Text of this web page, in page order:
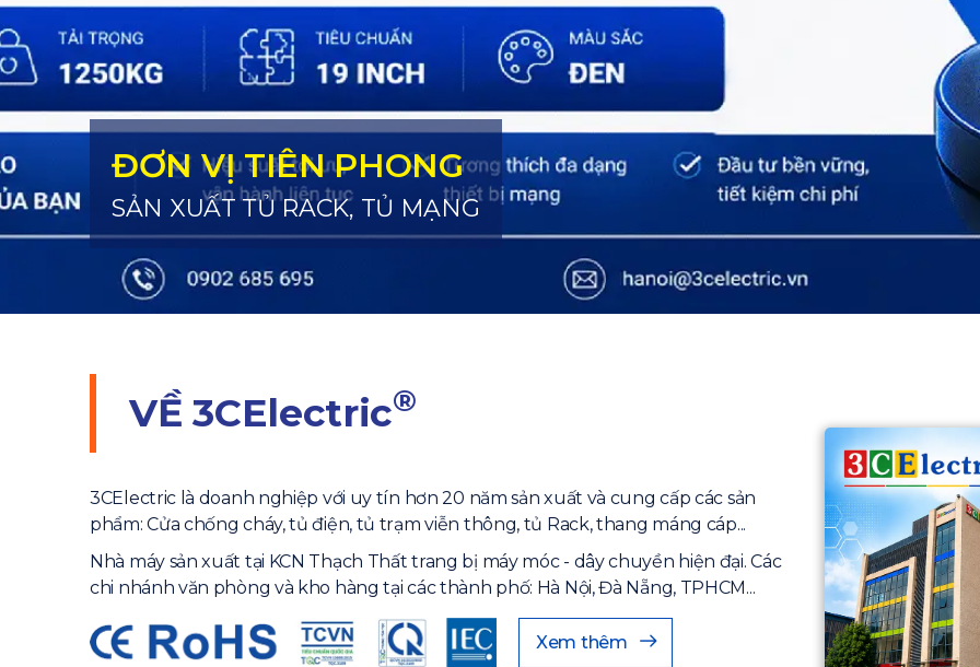
ĐƠN VỊ TIÊN PHONG
SẢN XUẤT TỦ RACK, TỦ MẠNG
VỀ3CElectric®
3CElectric là doanh nghiệp với uy tín hơn 20 năm sản xuất và cung cấp các sản
phẩm: Cửa chống cháy, tủ điện, tủ trạm viễn thông, tủ Rack, thang máng cáp...
Nhà máy sản xuất tại KCN Thạch Thất trang bị máy móc - dây chuyền hiện đại. Các
chi nhánh văn phòng và kho hàng tại các thành phố: Hà Nội, Đà Nẵng, TPHCM...
Xem thêm